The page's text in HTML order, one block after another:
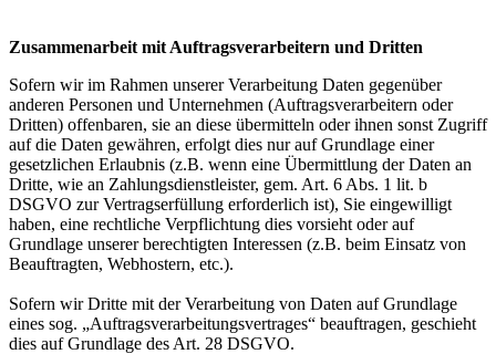
Zusammenarbeit mit Auftragsverarbeitern und Dritten
Sofern wir im Rahmen unserer Verarbeitung Daten gegenüber
anderen Personen und Unternehmen (Auftragsverarbeitern oder
Dritten) offenbaren, sie an diese übermitteln oder ihnen sonst Zugriff
auf die Daten gewähren, erfolgt dies nur auf Grundlage einer
gesetzlichen Erlaubnis (z.B. wenn eine Übermittlung der Daten an
Dritte, wie an Zahlungsdienstleister, gem. Art. 6 Abs. 1 lit. b
DSGVO zur Vertragserfüllung erforderlich ist), Sie eingewilligt
haben, eine rechtliche Verpflichtung dies vorsieht oder auf
Grundlage unserer berechtigten Interessen (z.B. beim Einsatz von
Beauftragten, Webhostern, etc.).
Sofern wir Dritte mit der Verarbeitung von Daten auf Grundlage
eines sog. „Auftragsverarbeitungsvertrages“ beauftragen, geschieht
dies auf Grundlage des Art. 28 DSGVO.